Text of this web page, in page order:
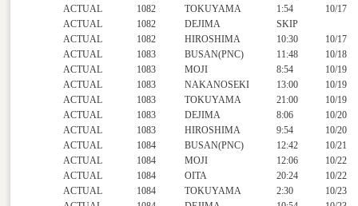
ACTUAL
1082 TOKUYAMA 1:54
10/17
ACTUAL
1082 DEJIMA
SKIP
ACTUAL
1082 HIROSHIMA 10:30
10/17
ACTUAL
1083 BUSAN(PNC) 11:48
10/18
ACTUAL
1083 MOJI 8:54
10/19
ACTUAL
1083 NAKANOSEKI 13:00
10/19
ACTUAL
1083 TOKUYAMA 21:00
10/19
ACTUAL
1083 DEJIMA 8:06
10/20
ACTUAL
1083 HIROSHIMA 9:54
10/20
ACTUAL
1084 BUSAN(PNC) 12:42
10/21
ACTUAL
1084 MOJI 12:06
10/22
ACTUAL
1084 OITA 20:24
10/22
ACTUAL
1084 TOKUYAMA 2:30
10/23